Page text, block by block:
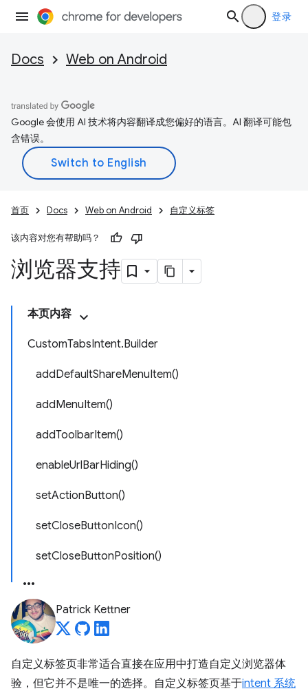
登录
Docs Web on Android
Google 会使用 AI 技术将内容翻译成您偏好的语言。AI 翻译可能包
含错误。
首页 Docs Web on Android 自定义标签
该内容对您有帮助吗？
浏览器支持
本页内容
CustomTabsIntent.Builder
addDefaultShareMenuItem()
addMenuItem()
addToolbarItem()
enableUrlBarHiding()
setActionButton()
setCloseButtonIcon()
setCloseButtonPosition()
Patrick Kettner
自定义标签页非常适合直接在应用中打造自定义浏览器体
验，但它并不是唯一的选择。自定义标签页基于intent 系统